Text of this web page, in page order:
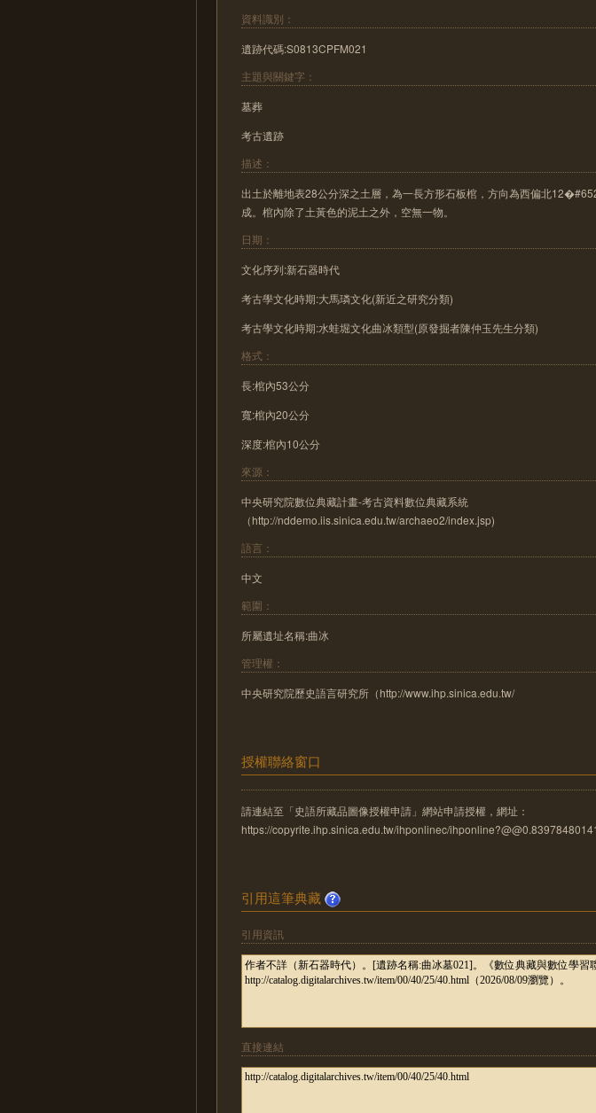
資料識別：
遺跡代碼:S0813CPFM021
主題與關鍵字：
墓葬
考古遺跡
描述：
出土於離地表28公分深之土層，為一長方形石板棺，方向為西偏北
成。棺內除了土黃色的泥土之外，空無一物。
日期：
文化序列:新石器時代
考古學文化時期:大馬璘文化(新近之研究分類)
考古學文化時期:水蛙堀文化曲冰類型(原發掘者陳仲玉先生分類)
格式：
長:棺內53公分
寬:棺內20公分
深度:棺內10公分
來源：
中央研究院數位典藏計畫-考古資料數位典藏系統
（http://nddemo.iis.sinica.edu.tw/archaeo2/index.jsp)
語言：
中文
範圍：
所屬遺址名稱:曲冰
管理權：
中央研究院歷史語言研究所（http://www.ihp.sinica.edu.tw/
授權聯絡窗口
請連結至「史語所藏品圖像授權申請」網站申請授權，網址：
https://copyrite.ihp.sinica.edu.tw/ihponlinec/
引用這筆典藏
引用資訊
直接連結